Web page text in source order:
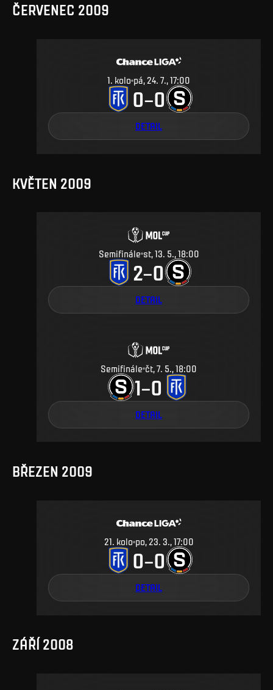
ČERVENEC 2009
1. kolo pá, 24. 7., 17:00
0–0
DETAIL
KVĚTEN 2009
Semifinále st, 13. 5., 18:00
2–0
DETAIL
Semifinále čt, 7. 5., 18:00
1–0
DETAIL
BŘEZEN 2009
21. kolo po, 23. 3., 17:00
0–0
DETAIL
ZÁŘÍ 2008